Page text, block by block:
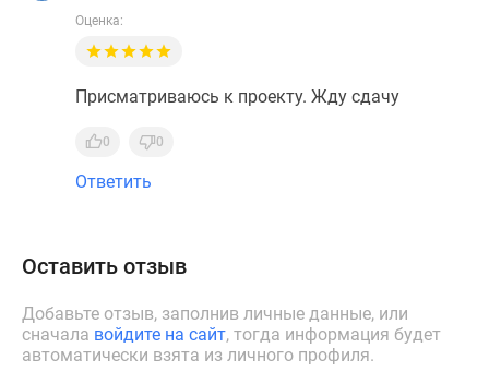
Оценка:
Присматриваюсь к проекту. Жду сдачу
0 0
Ответить
Оставить отзыв
Добавьте отзыв, заполнив личные данные, или
сначала войдите на сайт, тогда информация будет
автоматически взята из личного профиля.